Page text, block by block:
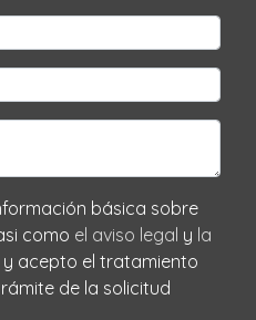
de datos asi como el aviso legal y la
y acepto el tratamiento
de la solicitud